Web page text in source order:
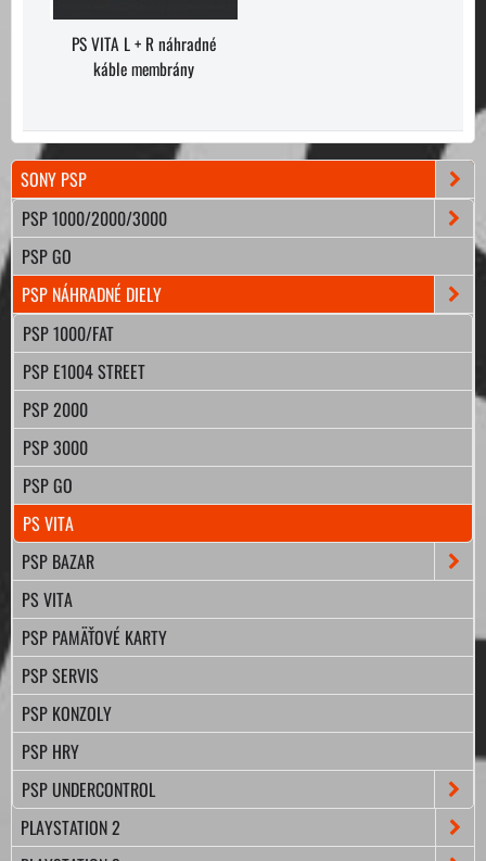
PS VITA L + R náhradné
káble membrány
SONY PSP
PSP 1000/2000/3000
PSP GO
PSP NÁHRADNÉ DIELY
PSP 1000/FAT
PSP E1004 STREET
PSP 2000
PSP 3000
PSP GO
PS VITA
PSP BAZAR
PS VITA
PSP PAMÄŤOVÉ KARTY
PSP SERVIS
PSP KONZOLY
PSP HRY
PSP UNDERCONTROL
PLAYSTATION 2